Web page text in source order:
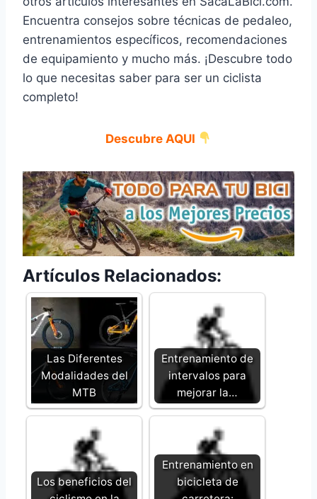
Encuentra consejos sobre técnicas de pedaleo,
entrenamientos específicos, recomendaciones
de equipamiento y mucho más. ¡Descubre todo
lo que necesitas saber para ser un ciclista
completo!
Descubre AQUI
Artículos Relacionados:
Las Diferentes
Modalidades del
MTB
Entrenamiento de
intervalos para
mejorar la…
Los beneficios del
Entrenamiento en
bicicleta de